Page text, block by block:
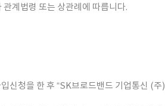
계법령 또는 상관례에 따릅니다.
청을 한 후 “SK브로드밴드 기업통신 (주